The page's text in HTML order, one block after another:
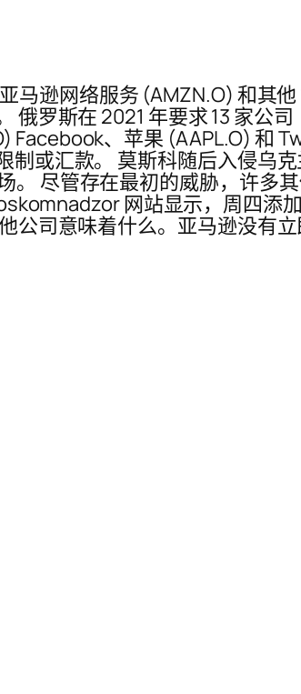
逊网络服务 (AMZN.O) 和其
俄罗斯在 2021 年要求 13 家公
Facebook、苹果 (AAPL.O) 和
或汇款。 莫斯科随后入侵乌
尽管存在最初的威胁，许多
网站显示，周四添
司意味着什么。亚马逊没有立